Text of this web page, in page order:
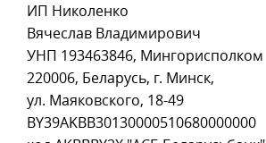
ИП Николенко
Вячеслав Владимирович
УНП ‎193463846, Мингорисполком
220006, Беларусь, г. Минск,
ул. Маяковского, 18-49
BY39AKBB30130000510680000000